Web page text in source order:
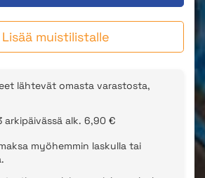
Lisää muistilistalle
lähtevät omasta varastosta,
arkipäivässä alk. 6,90 €
myöhemmin laskulla tai